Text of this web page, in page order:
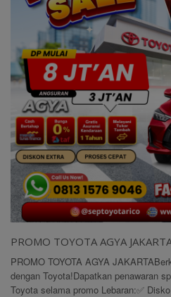
PROMO TOYOTA AGYA
PROMO TOYOTA AGYA
dengan Toyota!Dapatkan penawaran
Toyota selama promo Lebaran:✅ Disko